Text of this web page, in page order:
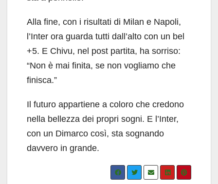
Alla fine, con i risultati di Milan e Napoli,
l’Inter ora guarda tutti dall’alto con un bel
+5. E Chivu, nel post partita, ha sorriso:
“Non è mai finita, se non vogliamo che
finisca.”
Il futuro appartiene a coloro che credono
nella bellezza dei propri sogni. E l’Inter,
con un Dimarco così, sta sognando
davvero in grande.